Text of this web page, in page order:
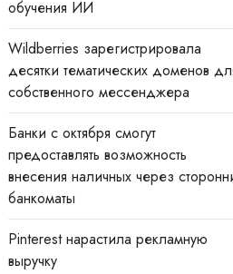
обучения ИИ
Wildberries зарегистрировала
десятки тематических доменов
собственного мессенджера
Банки с октября смогут
предоставлять возможность
внесения наличных через
банкоматы
Pinterest нарастила рекламную
выручку